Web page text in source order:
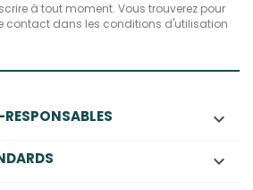
à tout moment. Vous trouverez pour
contact dans les conditions d'utilisation

